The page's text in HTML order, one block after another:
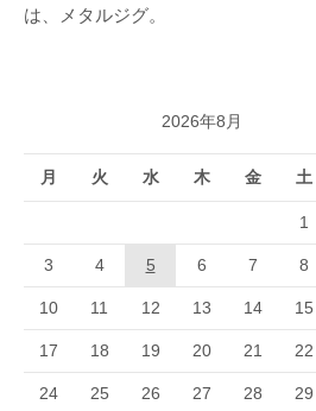
は、メタルジグ。
2026年8月
月 火 水 木 金 土
1
3 4 5 6 7 8
10 11 12 13 14 15
17 18 19 20 21 22
24 25 26 27 28 29